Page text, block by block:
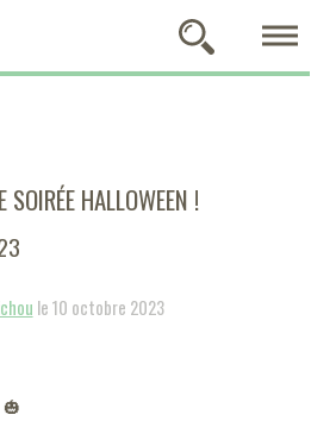
SOIRÉE HALLOWEEN !
le 10 octobre 2023